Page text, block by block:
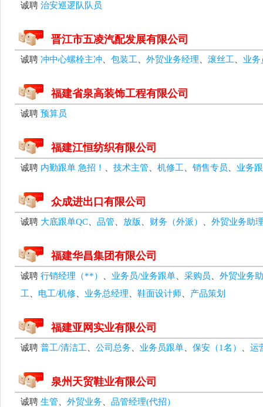
诚聘 治安巡逻队队员
晋江市五凌汽配发展有限公司
诚聘 冲中心螺栓主冲 包装工 外贸业务经理 滚丝工 业务
福建省泉高装饰工程有限公司
诚聘 预算员
福建江恒纺织有限公司
诚聘 内勤跟单 急招！ 技术主管 机修工 销售专员 业务
众成进出口有限公司
诚聘 大底跟单QC、 品管 放版 财务（外派） 外贸业务助
福建华昌集团有限公司
诚聘 行销经理（**） 业务员/业务跟单、 采购员
外贸业务
工
电工/机修 业务总经理 鞋面设计师、 产品策划
福建亚网实业有限公司
诚聘 普工/清洁工 公司总务 业务员跟单、 保安（1名） 运
泉州天贸鞋业有限公司
诚聘 生管 外贸业务 品管经理(代招）